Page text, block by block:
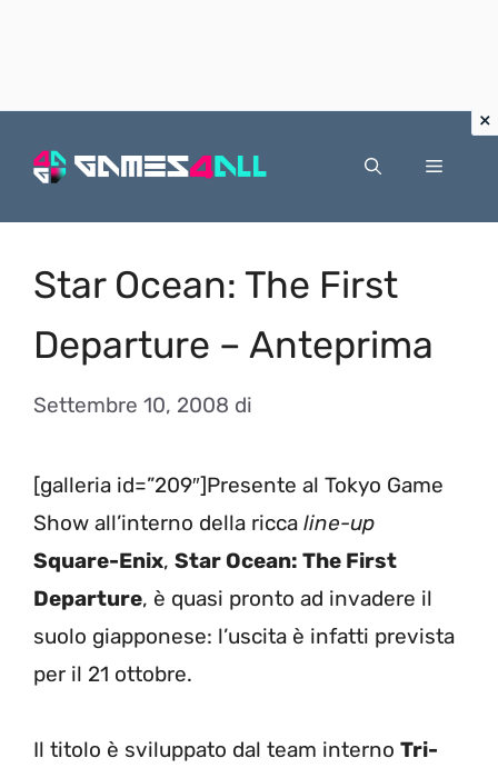
Menu
Star Ocean: The First
Departure – Anteprima
Settembre 10, 2008 di
[galleria id=”209″]Presente al Tokyo Game
Show all’interno della ricca line-up
Square-Enix, Star Ocean: The First
Departure, è quasi pronto ad invadere il
suolo giapponese: l’uscita è infatti prevista
per il 21 ottobre.
Il titolo è sviluppato dal team interno Tri-